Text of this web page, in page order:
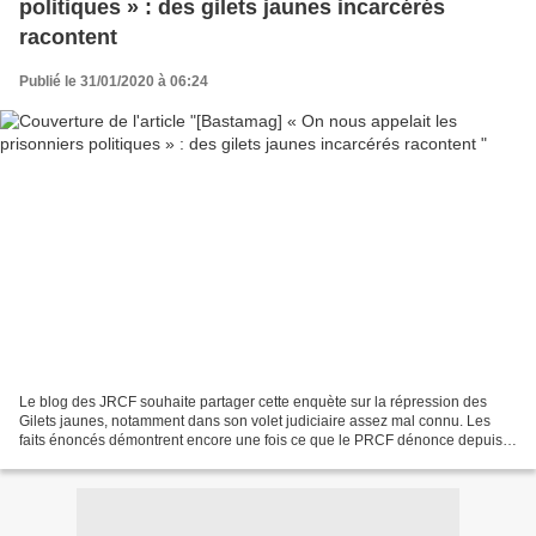
politiques » : des gilets jaunes incarcérés
racontent
Publié le 31/01/2020 à 06:24
Le blog des JRCF souhaite partager cette enquète sur la répression des
Gilets jaunes, notamment dans son volet judiciaire assez mal connu. Les
faits énoncés démontrent encore une fois ce que le PRCF dénonce depuis